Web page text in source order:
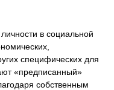
в социальной
специфических для
«предписанный»
собственным